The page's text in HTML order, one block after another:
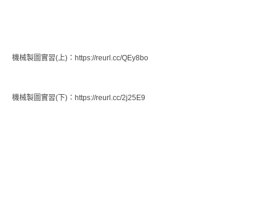
機械製圖實習(上)：https://reurl.cc/QEy8bo
機械製圖實習(下)：https://reurl.cc/2j25E9